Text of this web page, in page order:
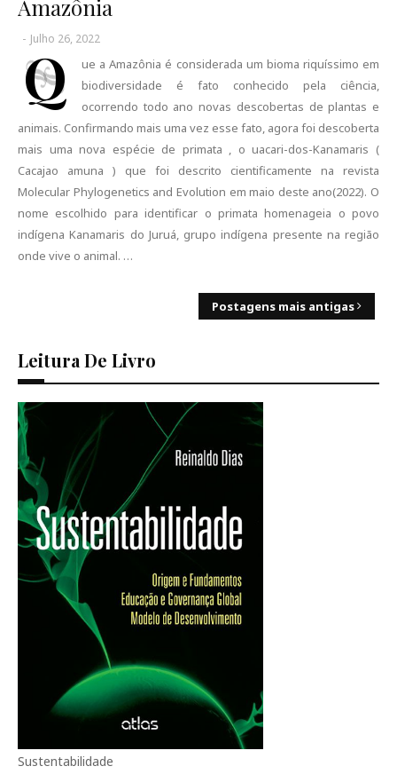
Amazônia
- Julho 26, 2022
Q
ue a Amazônia é considerada um bioma riquíssimo em
biodiversidade é fato conhecido pela ciência,
ocorrendo todo ano novas descobertas de plantas e
animais. Confirmando mais uma vez esse fato, agora foi descoberta
mais uma nova espécie de primata , o uacari-dos-Kanamaris (
Cacajao amuna ) que foi descrito cientificamente na revista
Molecular Phylogenetics and Evolution em maio deste ano(2022). O
nome escolhido para identificar o primata homenageia o povo
indígena Kanamaris do Juruá, grupo indígena presente na região
onde vive o animal. …
Postagens mais antigas
Leitura De Livro
Sustentabilidade